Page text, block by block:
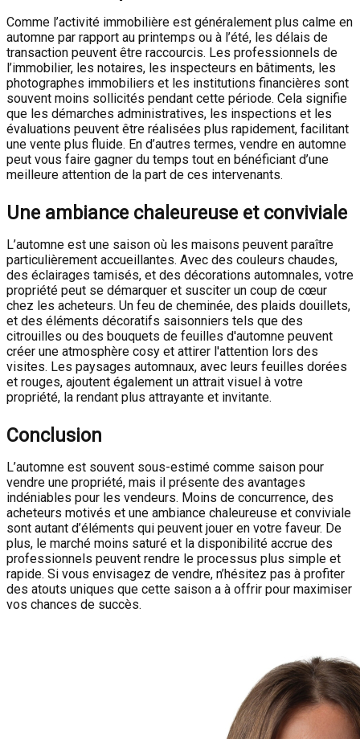
Comme l’activité immobilière est généralement plus calme en
automne par rapport au printemps ou à l’été, les délais de
transaction peuvent être raccourcis. Les professionnels de
l’immobilier, les notaires, les inspecteurs en bâtiments, les
photographes immobiliers et les institutions financières sont
souvent moins sollicités pendant cette période. Cela signifie
que les démarches administratives, les inspections et les
évaluations peuvent être réalisées plus rapidement, facilitant
une vente plus fluide. En d’autres termes, vendre en automne
peut vous faire gagner du temps tout en bénéficiant d’une
meilleure attention de la part de ces intervenants.
Une ambiance chaleureuse et conviviale
L’automne est une saison où les maisons peuvent paraître
particulièrement accueillantes. Avec des couleurs chaudes,
des éclairages tamisés, et des décorations automnales, votre
propriété peut se démarquer et susciter un coup de cœur
chez les acheteurs. Un feu de cheminée, des plaids douillets,
et des éléments décoratifs saisonniers tels que des
citrouilles ou des bouquets de feuilles d'automne peuvent
créer une atmosphère cosy et attirer l'attention lors des
visites. Les paysages automnaux, avec leurs feuilles dorées
et rouges, ajoutent également un attrait visuel à votre
propriété, la rendant plus attrayante et invitante.
Conclusion
L’automne est souvent sous-estimé comme saison pour
vendre une propriété, mais il présente des avantages
indéniables pour les vendeurs. Moins de concurrence, des
acheteurs motivés et une ambiance chaleureuse et conviviale
sont autant d’éléments qui peuvent jouer en votre faveur. De
plus, le marché moins saturé et la disponibilité accrue des
professionnels peuvent rendre le processus plus simple et
rapide. Si vous envisagez de vendre, n’hésitez pas à profiter
des atouts uniques que cette saison a à offrir pour maximiser
vos chances de succès.